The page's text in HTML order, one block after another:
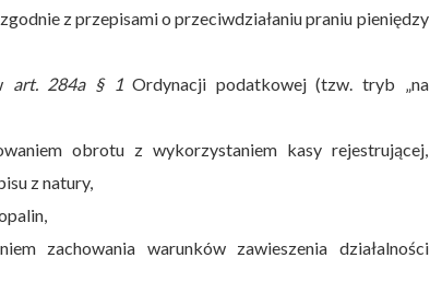
z przepisami o przeciwdziałaniu praniu pieniędzy
art. 284a § 1Ordynacji podatkowej (tzw. tryb „na
obrotu z wykorzystaniem kasy rejestrującej,
z natury,
zachowania warunków zawieszenia działalności